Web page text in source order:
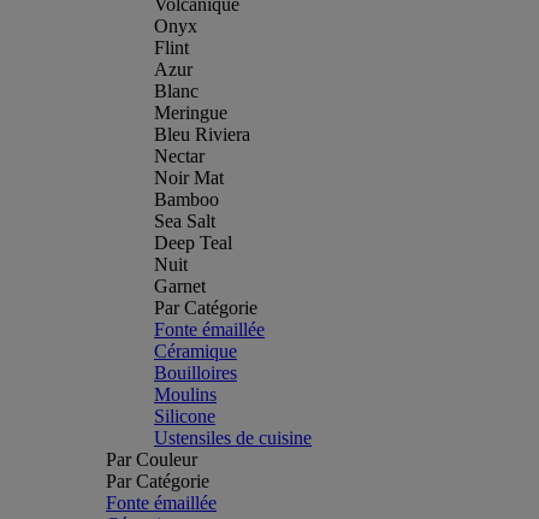
Volcanique
Onyx
Flint
Azur
Blanc
Meringue
Bleu Riviera
Nectar
Noir Mat
Bamboo
Sea Salt
Deep Teal
Nuit
Garnet
Par Catégorie
Fonte émaillée
Céramique
Bouilloires
Moulins
Silicone
Ustensiles de cuisine
Par Couleur
Par Catégorie
Fonte émaillée